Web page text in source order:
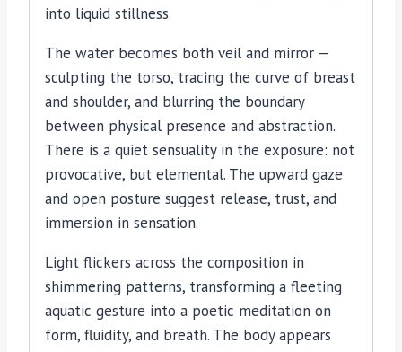
into liquid stillness.
The water becomes both veil and mirror —
sculpting the torso, tracing the curve of breast
and shoulder, and blurring the boundary
between physical presence and abstraction.
There is a quiet sensuality in the exposure: not
provocative, but elemental. The upward gaze
and open posture suggest release, trust, and
immersion in sensation.
Light flickers across the composition in
shimmering patterns, transforming a fleeting
aquatic gesture into a poetic meditation on
form, fluidity, and breath. The body appears